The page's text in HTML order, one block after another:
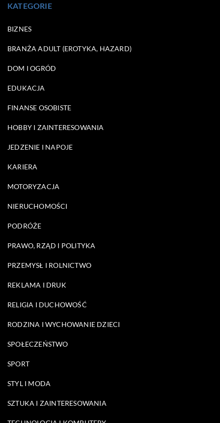
KATEGORIE
BIZNES
BRANŻA ADULT (EROTYKA, HAZARD)
DOM I OGRÓD
EDUKACJA
FINANSE OSOBISTE
HOBBY I ZAINTERESOWANIA
JEDZENIE I NAPOJE
KARIERA
MOTORYZACJA
NIERUCHOMOŚCI
PODRÓŻE
PRAWO, RZĄD I POLITYKA
PRZEMYSŁ I ROLNICTWO
REKLAMA I DRUK
RELIGIA I DUCHOWOŚĆ
RODZINA I WYCHOWANIE DZIECI
SPOŁECZEŃSTWO
SPORT
STYL I MODA
SZTUKA I ZAINTERESOWANIA